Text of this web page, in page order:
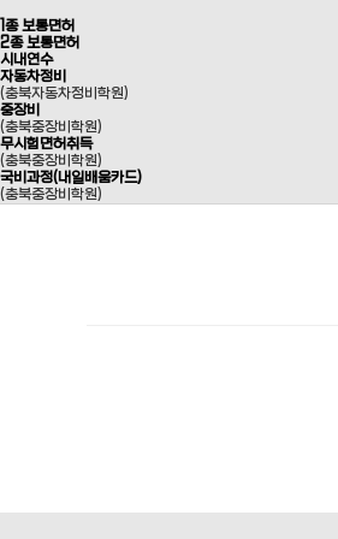
1종 보통면허
2종 보통면허
시내연수
자동차정비
(충북자동차정비학원)
중장비
(충북중장비학원)
무시험면허취득
(충북중장비학원)
국비과정(내일배움카드)
(충북중장비학원)